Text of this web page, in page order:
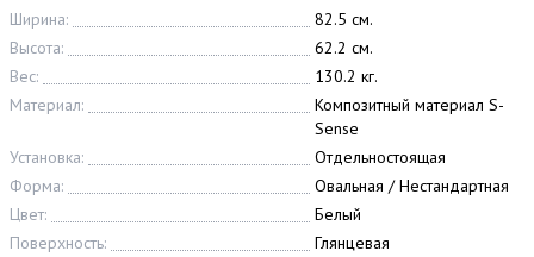
Ширина:
82.5 см.
Высота:
62.2 см.
Вес:
130.2 кг.
Материал:
Композитный материал S-
Sense
Установка:
Отдельностоящая
Форма:
Овальная / Нестандартная
Цвет:
Белый
Поверхность:
Глянцевая